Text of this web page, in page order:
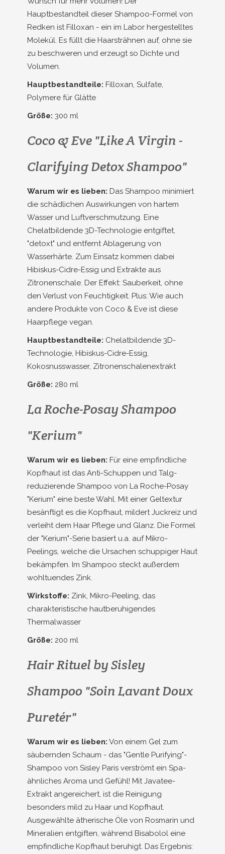
Hauptbestandteil dieser Shampoo-Formel von
Redken ist Filloxan - ein im Labor hergestelltes
Molekül. Es füllt die Haarsträhnen auf, ohne sie
zu beschweren und erzeugt so Dichte und
Volumen.
Hauptbestandteile: Filloxan, Sulfate,
Polymere für Glätte
Größe: 300 ml
Coco & Eve "Like A Virgin -
Clarifying Detox Shampoo"
Warum wir es lieben: Das Shampoo minimiert
die schädlichen Auswirkungen von hartem
Wasser und Luftverschmutzung. Eine
Chelatbildende 3D-Technologie entgiftet,
"detoxt" und entfernt Ablagerung von
Wasserhärte. Zum Einsatz kommen dabei
Hibiskus-Cidre-Essig und Extrakte aus
Zitronenschale. Der Effekt: Sauberkeit, ohne
den Verlust von Feuchtigkeit. Plus: Wie auch
andere Produkte von Coco & Eve ist diese
Haarpflege vegan.
Hauptbestandteile: Chelatbildende 3D-
Technologie, Hibiskus-Cidre-Essig,
Kokosnusswasser, Zitronenschalenextrakt
Größe: 280 ml
La Roche-Posay Shampoo
"Kerium"
Warum wir es lieben: Für eine empfindliche
Kopfhaut ist das Anti-Schuppen und Talg-
reduzierende Shampoo von La Roche-Posay
"Kerium" eine beste Wahl. Mit einer Geltextur
besänftigt es die Kopfhaut, mildert Juckreiz und
verleiht dem Haar Pflege und Glanz. Die Formel
der "Kerium"-Serie basiert u.a. auf Mikro-
Peelings, welche die Ursachen schuppiger Haut
bekämpfen. Im Shampoo steckt außerdem
wohltuendes Zink.
Wirkstoffe: Zink, Mikro-Peeling, das
charakteristische hautberuhigendes
Thermalwasser
Größe: 200 ml
Hair Rituel by Sisley
Shampoo "Soin Lavant Doux
Puretér"
Warum wir es lieben: Von einem Gel zum
säubernden Schaum - das "Gentle Purifying"-
Shampoo von Sisley Paris verströmt ein Spa-
ähnliches Aroma und Gefühl! Mit Javatee-
Extrakt angereichert, ist die Reinigung
besonders mild zu Haar und Kopfhaut.
Ausgewählte ätherische Öle von Rosmarin und
Mineralien entgiften, während Bisabolol eine
empfindliche Kopfhaut beruhigt. Das Ergebnis: